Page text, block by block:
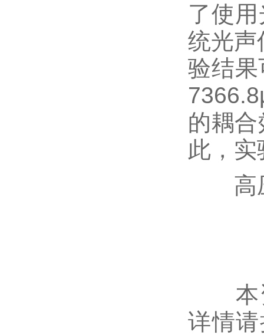
了使
统光声
验结
的耦
此，
高压
本资
详情